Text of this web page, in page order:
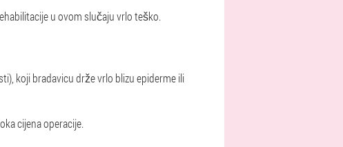
u ovom slučaju vrlo teško.
koji bradavicu drže vrlo blizu epiderme ili
cijena operacije.